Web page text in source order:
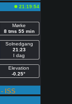
21:19:54
Mørke
8 tms 55 min
Solnedgang
21:23
I dag
Elevation
-0.25°
- ISS